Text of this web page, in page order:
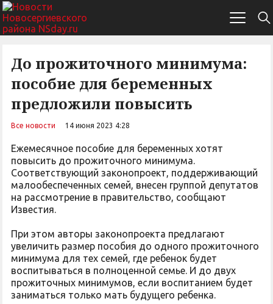
До прожиточного минимума:
пособие для беременных
предложили повысить
Все новости 14 июня 2023 4:28
Ежемесячное пособие для беременных хотят
повысить до прожиточного минимума.
Соответствующий законопроект, поддерживающий
малообеспеченных семей, внесен группой депутатов
на рассмотрение в правительство, сообщают
Известия.
При этом авторы законопроекта предлагают
увеличить размер пособия до одного прожиточного
минимума для тех семей, где ребенок будет
воспитываться в полноценной семье. И до двух
прожиточных минимумов, если воспитанием будет
заниматься только мать будущего ребенка.